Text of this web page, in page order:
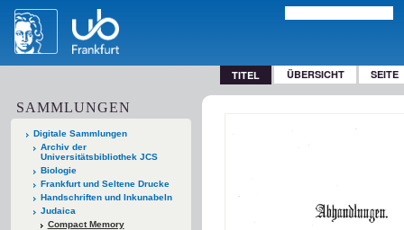
TITEL ÜBERSICHT SEITE
SAMMLUNGEN
Digitale Sammlungen
Archiv der
Universitätsbibliothek JCS
Biologie
Frankfurt und Seltene Drucke
Handschriften und Inkunabeln
Judaica
Compact Memory